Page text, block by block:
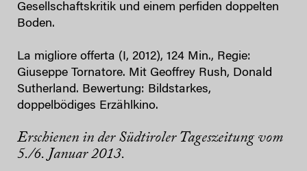
Gesellschaftskritik und einem perfiden doppelten
Boden.
La migliore offerta (I, 2012), 124 Min., Regie:
Giuseppe Tornatore. Mit Geoffrey Rush, Donald
Sutherland. Bewertung: Bildstarkes,
doppelbödiges Erzählkino.
Erschienen in der Südtiroler Tageszeitung vom
5./6. Januar 2013.